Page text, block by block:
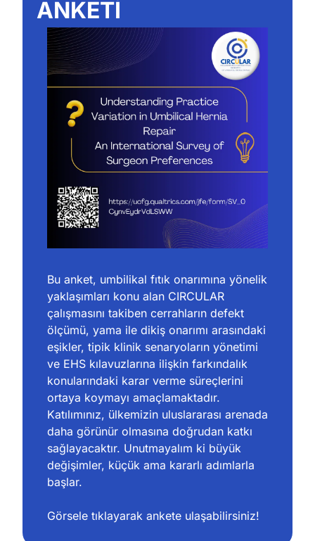
ANKETİ
Bu anket, umbilikal fıtık onarımına yönelik
yaklaşımları konu alan CIRCULAR
çalışmasını takiben cerrahların defekt
ölçümü, yama ile dikiş onarımı arasındaki
eşikler, tipik klinik senaryoların yönetimi
ve EHS kılavuzlarına ilişkin farkındalık
konularındaki karar verme süreçlerini
Katılımınız, ülkemizin uluslararası arenada
daha görünür olmasına doğrudan katkı
sağlayacaktır. Unutmayalım ki büyük
değişimler, küçük ama kararlı adımlarla
başlar.
Görsele tıklayarak ankete ulaşabilirsiniz!